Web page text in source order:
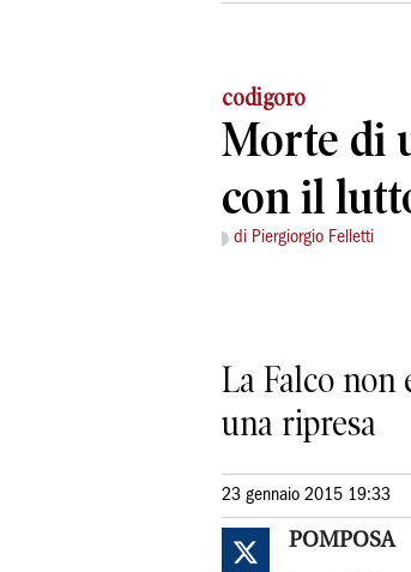
codigoro
Morte di
con il
di Piergiorgio Felletti
La Falco non
una ripresa
23 gennaio 2015 19:33
POMPOSA